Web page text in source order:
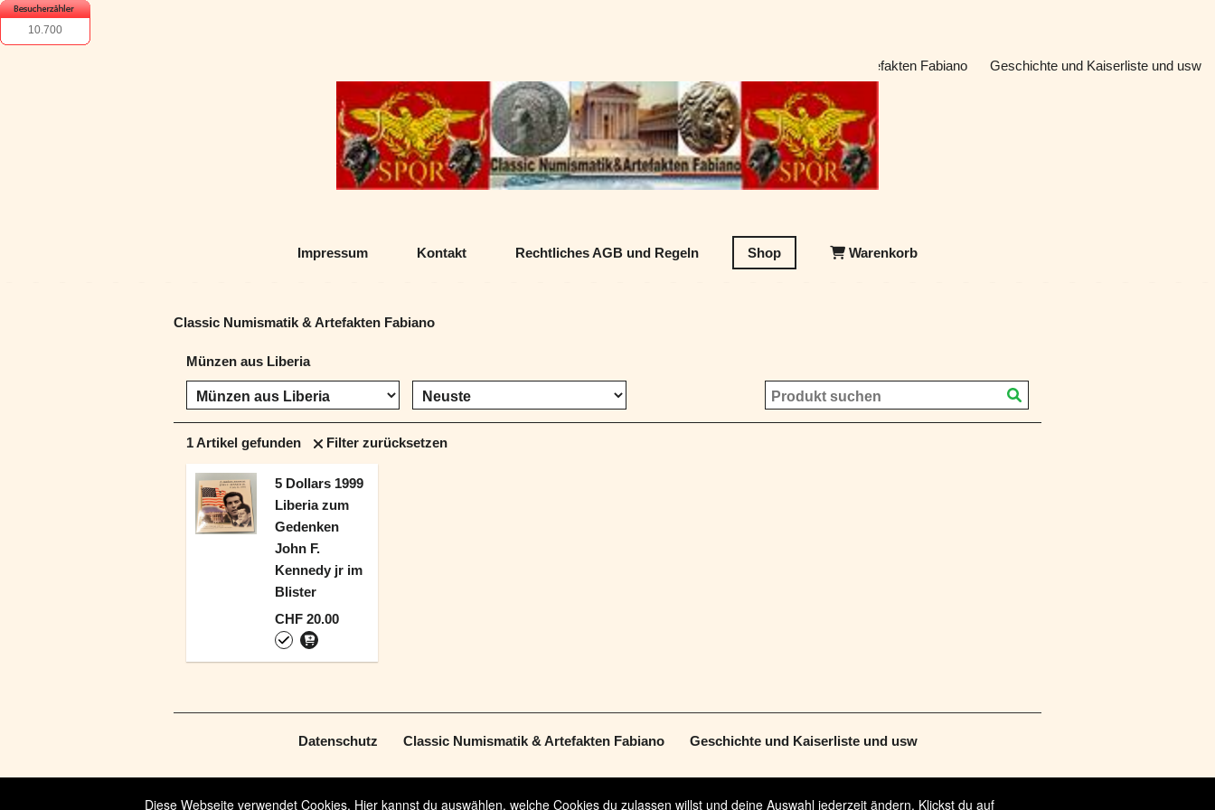
10.700
Classic Numismatik & Artefakten Fabiano Geschichte und Kaiserliste und usw
Impressum Kontakt Rechtliches AGB und Regeln Shop Warenkorb
Classic Numismatik & Artefakten Fabiano
Münzen aus Liberia
1Artikel gefunden Filter zurücksetzen
5 Dollars 1999
Liberia zum
Gedenken
John F.
Kennedy jr im
Blister
CHF 20.00
Datenschutz Classic Numismatik & Artefakten Fabiano Geschichte und Kaiserliste und usw
Diese Webseite verwendet Cookies. Hier kannst du auswählen, welche Cookies du zulassen willst und deine Auswahl jederzeit ändern. Klickst du auf